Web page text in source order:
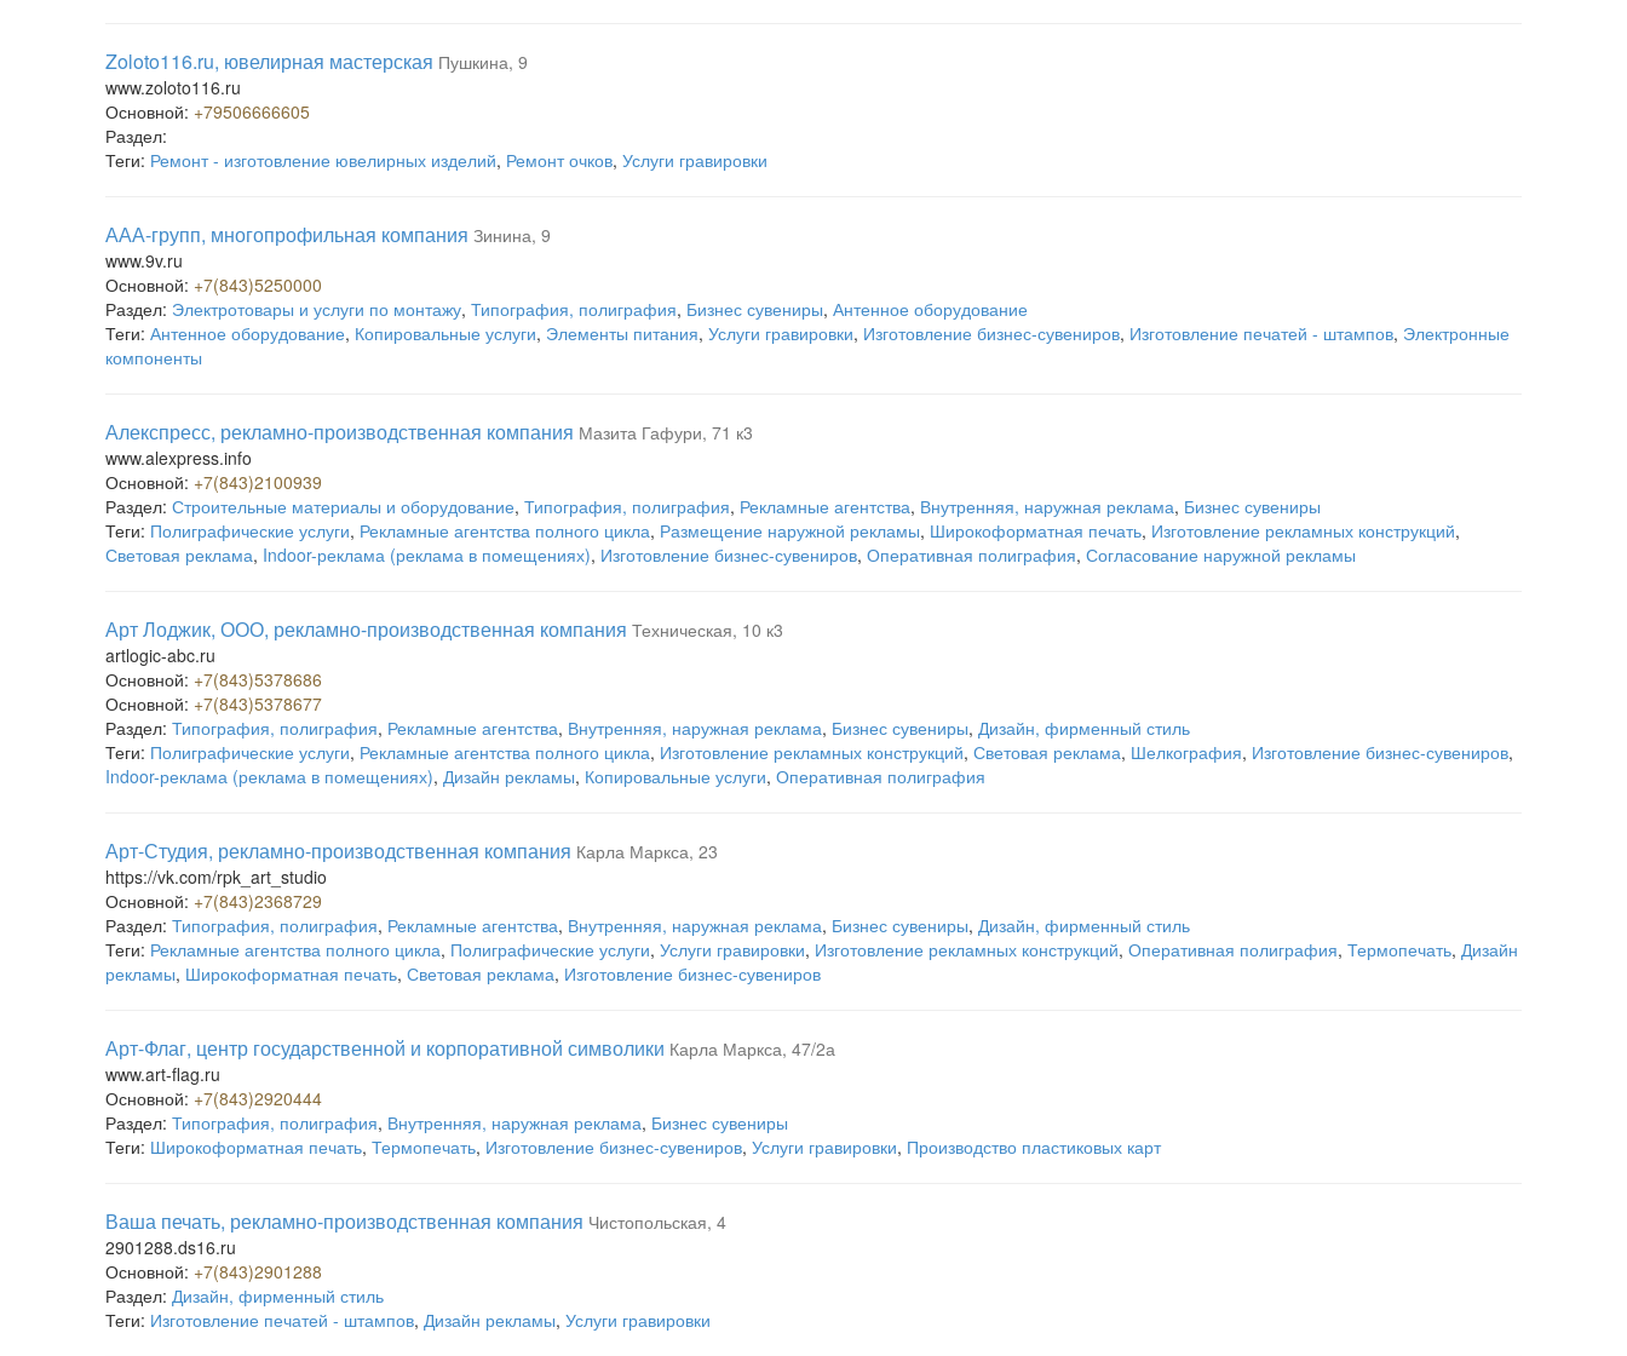
Zoloto116.ru, ювелирная мастерская Пушкина, 9
www.zoloto116.ru
Основной: +79506666605
Раздел:
Теги: Ремонт - изготовление ювелирных изделий, Ремонт очков, Услуги гравировки
ААА-групп, многопрофильная компания Зинина, 9
www.9v.ru
Основной: +7(843)5250000
Раздел: Электротовары и услуги по монтажу, Типография, полиграфия, Бизнес сувениры, Антенное оборудование
Теги: Антенное оборудование, Копировальные услуги, Элементы питания, Услуги гравировки, Изготовление бизнес-сувениров, Изготовление печатей - штампов, Электронные
компоненты
Алекспресс, рекламно-производственная компания Мазита Гафури, 71 к3
www.alexpress.info
Основной: +7(843)2100939
Раздел: Строительные материалы и оборудование, Типография, полиграфия, Рекламные агентства, Внутренняя, наружная реклама, Бизнес сувениры
Теги: Полиграфические услуги, Рекламные агентства полного цикла, Размещение наружной рекламы, Широкоформатная печать, Изготовление рекламных конструкций,
Световая реклама, Indoor-реклама (реклама в помещениях), Изготовление бизнес-сувениров, Оперативная полиграфия, Согласование наружной рекламы
Арт Лоджик, ООО, рекламно-производственная компания Техническая, 10 к3
artlogic-abc.ru
Основной: +7(843)5378686
Основной: +7(843)5378677
Раздел: Типография, полиграфия, Рекламные агентства, Внутренняя, наружная реклама, Бизнес сувениры, Дизайн, фирменный стиль
Теги: Полиграфические услуги, Рекламные агентства полного цикла, Изготовление рекламных конструкций, Световая реклама, Шелкография, Изготовление бизнес-сувениров,
Indoor-реклама (реклама в помещениях), Дизайн рекламы, Копировальные услуги, Оперативная полиграфия
Арт-Студия, рекламно-производственная компания Карла Маркса, 23
https://vk.com/rpk_art_studio
Основной: +7(843)2368729
Раздел: Типография, полиграфия, Рекламные агентства, Внутренняя, наружная реклама, Бизнес сувениры, Дизайн, фирменный стиль
Теги: Рекламные агентства полного цикла, Полиграфические услуги, Услуги гравировки, Изготовление рекламных конструкций, Оперативная полиграфия, Термопечать, Дизайн
рекламы, Широкоформатная печать, Световая реклама, Изготовление бизнес-сувениров
Арт-Флаг, центр государственной и корпоративной символики Карла Маркса, 47/2а
www.art-flag.ru
Основной: +7(843)2920444
Раздел: Типография, полиграфия, Внутренняя, наружная реклама, Бизнес сувениры
Теги: Широкоформатная печать, Термопечать, Изготовление бизнес-сувениров, Услуги гравировки, Производство пластиковых карт
Ваша печать, рекламно-производственная компания Чистопольская, 4
2901288.ds16.ru
Основной: +7(843)2901288
Раздел: Дизайн, фирменный стиль
Теги: Изготовление печатей - штампов, Дизайн рекламы, Услуги гравировки